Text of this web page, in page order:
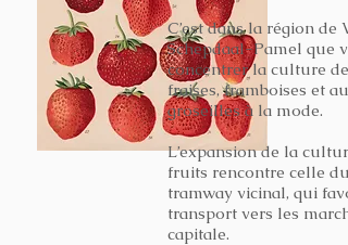
C’est dans la région de
Schepdaal-Pamel que
concentrer la culture
fraises, framboises et
groseilles à la mode.
L’expansion de la
fruits rencontre celle du
tramway vicinal, qui
transport vers les
capitale.